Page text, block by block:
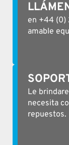
en +44 (0)
amable
Le
necesita
repuestos.